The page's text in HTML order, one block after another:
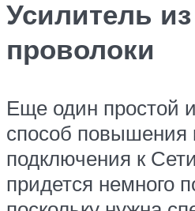
Усилитель
проволоки
Еще один простой
способ повышения
подключения к
придется немного